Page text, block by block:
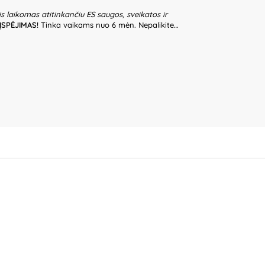
atitinkančiu ES saugos, sveikatos ir
ĮSPĖJIMAS!Tinka vaikams nuo 6 mėn. Nepalikite
Prieš naudodami žaislą patikrinkite žaislo
jeigu kuri nors iš dalių yra pažeista. Pakuotė nėra